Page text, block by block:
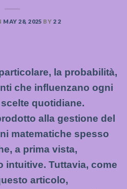
MAY 28, 2025 BY 2 2
la probabilità,
che influenzano ogni
quotidiane.
alla gestione del
matematiche spesso
a prima vista,
intuitive. Tuttavia, come
articolo,